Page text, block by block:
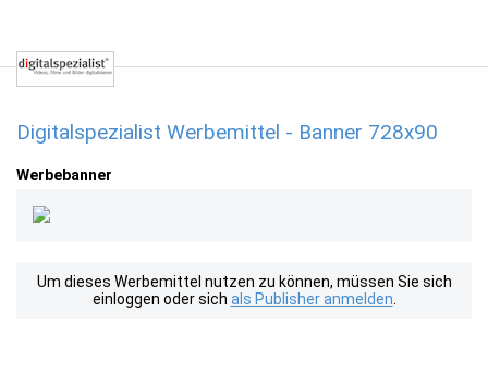
Digitalspezialist Werbemittel - Banner 728x90
Werbebanner
Um dieses Werbemittel nutzen zu können, müssen Sie sich
einloggen oder sich als Publisher anmelden